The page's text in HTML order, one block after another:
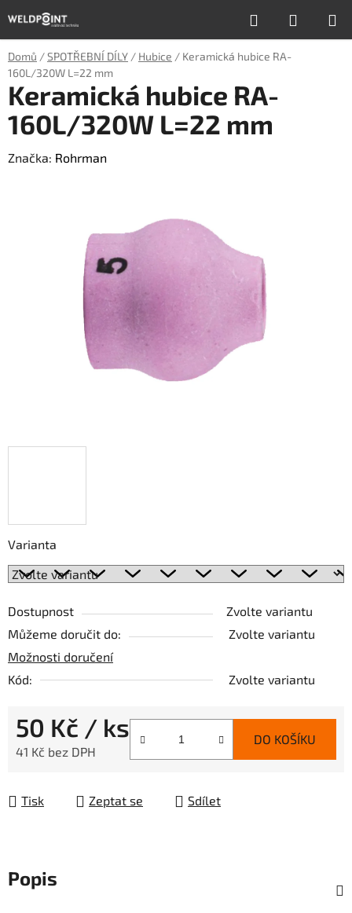
na
obsah
Hledat
KOŠÍK
Domů /SPOTŘEBNÍ DÍLY / Hubice / Keramická hubice RA-
160L/320W L=22 mm
Varianta
Dostupnost
Zvolte variantu
Můžeme doručit do:
Zvolte variantu
Možnosti doručení
Kód:
Zvolte variantu
50 Kč / ks
41 Kč bez DPH
DO KOŠÍKU
Tisk Zeptat se Sdílet
Keramická hubice RA-
160L/320W L=22 mm
Značka: Rohrman
Popis